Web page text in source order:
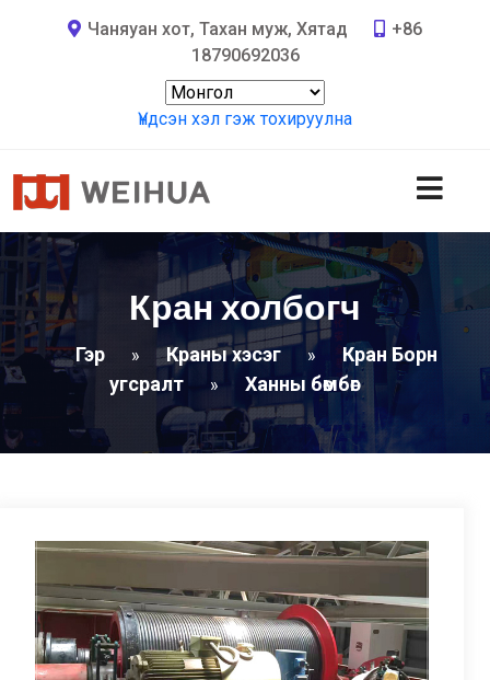
Чаняуан хот, Тахан муж, Хятад
+86
18790692036
Үндсэн хэл гэж тохируулна
Кран холбогч
Гэр » Краны хэсэг »
Кран Борн
угсралт
» Ханны бөмбөг